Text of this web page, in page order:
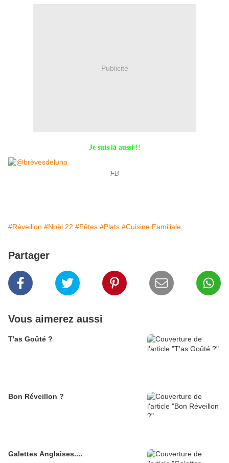
Publicité
Je suis là aussi !!
FB
#Réveillon #Noël 22 #Fêtes #Plats #Cuisine Familiale
Partager
Vous aimerez aussi
T'as Goûté ?
Bon Réveillon ?
Galettes Anglaises....